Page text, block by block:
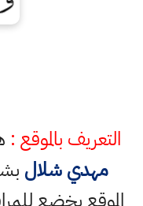
التعريف بالموقع :
مهدي شلال